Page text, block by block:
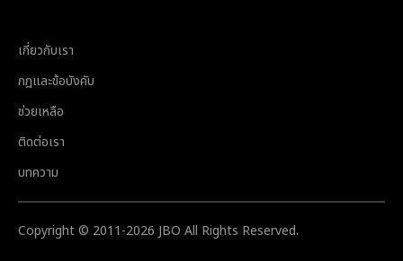
เกี่ยวกับเรา
กฎและข้อบังคับ
ช่วยเหลือ
ติดต่อเรา
บทความ
Copyright © 2011-2026 JBO All Rights Reserved.